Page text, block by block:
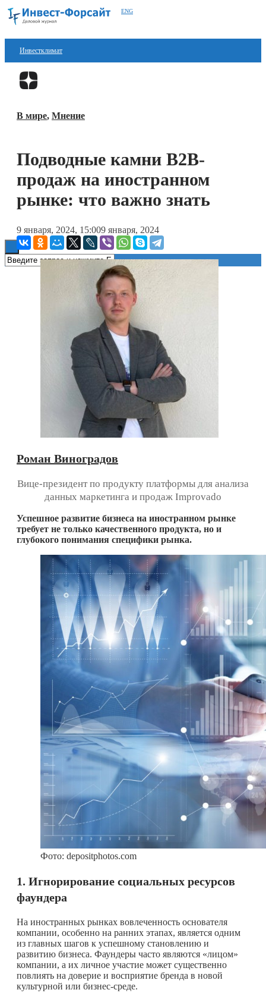
ENG
Инвестклимат
Финансы
Блокчейн
Технологии
В мире, Мнение
Подводные камни B2B-
продаж на иностранном
рынке: что важно знать
9 января, 2024, 15:009 января, 2024
Роман Виноградов
Вице-президент по продукту платформы для анализа
данных маркетинга и продаж Improvado
Успешное развитие бизнеса на иностранном рынке
требует не только качественного продукта, но и
глубокого понимания специфики рынка.
Фото: depositphotos.com
1. Игнорирование социальных ресурсов
фаундера
На иностранных рынках вовлеченность основателя
компании, особенно на ранних этапах, является одним
из главных шагов к успешному становлению и
развитию бизнеса. Фаундеры часто являются «лицом»
компании, а их личное участие может существенно
повлиять на доверие и восприятие бренда в новой
культурной или бизнес-среде.